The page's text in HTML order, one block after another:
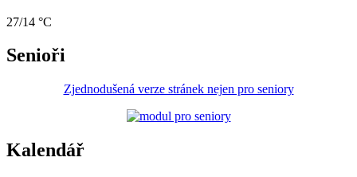
27/14 °C
Senioři
Zjednodušená verze stránek nejen pro seniory
Kalendář